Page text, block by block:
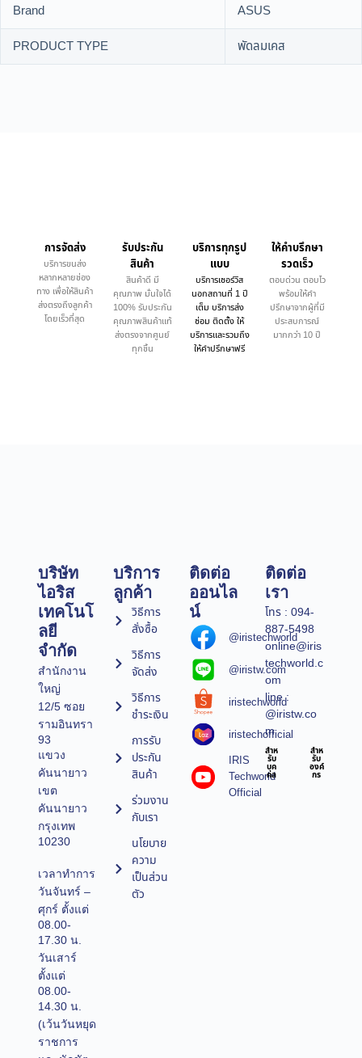
Brand
ASUS
PRODUCT TYPE
พัดลมเคส
การจัดส่ง
บริการขนส่ง
หลากหลายช่อง
ทาง เพื่อให้สินค้า
ส่งตรงถึงลูกค้า
โดยเร็วที่สุด
รับประกัน
สินค้า
สินค้าดี มี
คุณภาพ มั่นใจได้
100% รับประกัน
คุณภาพสินค้าแท้
ส่งตรงจากศูนย์
ทุกชิ้น
บริการทุกรูป
แบบ
บริการเซอร์วิส
นอกสถานที่ 1 ปี
เต็ม บริการส่ง
ซ่อม ติดตั้ง ให้
บริการและรวมถึง
ให้คำปรึกษาฟรี
ให้คำบรึกษา
รวดเร็ว
ตอบด่วน ตอบไว
พร้อมให้คำ
ปรึกษาจากผู้ที่มี
ประสบการณ์
มากกว่า 10 ปี
บริษัท
ไอริส
เทคโนโ
ลยี
จำกัด
สำนักงาน
ใหญ่
12/5 ซอย
รามอินทรา
93
แขวง
คันนายาว
เขต
คันนายาว
กรุงเทพ
10230
เวลาทำการ
วันจันทร์ –
ศุกร์ ตั้งแต่
08.00-
17.30 น.
วันเสาร์
ตั้งแต่
08.00-
14.30 น.
(เว้นวันหยุด
ราชการ
บริการ
ลูกค้า
วิธีการ
สั่งซื้อ
วิธีการ
จัดส่ง
วิธีการ
ชำระเงิน
การรับ
ประกัน
สินค้า
ร่วมงาน
กับเรา
นโยบาย
ความ
เป็นส่วน
ตัว
ติดต่อ
ออนไล
น์
@iristechworld
@iristw.com
iristechworld
iristechofficial
IRIS
Techworld
Official
ติดต่อ
เรา
โทร : 094-
887-5498
online@iris
techworld.c
om
line :
@iristw.co
m
สำห
รับ
บุค
คล
สำห
รับ
องค์
กร